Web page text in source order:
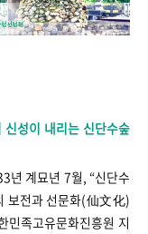
성이 내리는 신단수숲
년 계묘년 7월, “신단수
보전과 선문화(仙文化)
민족고유문화진흥원 지